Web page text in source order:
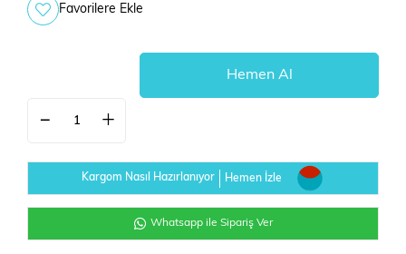
Favorilere Ekle
Kargom Nasıl Hazırlanıyor Hemen İzle
Whatsapp ile Sipariş Ver